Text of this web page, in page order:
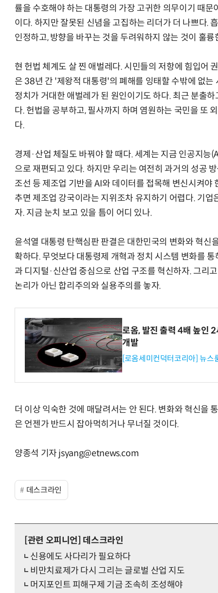
률을 수호해야 하는 대통령의 가장 고귀한 의무이기 때
이다. 하지만 잘못된 신념을 고집하는 리더가 더 나쁘다.
인정하고, 방향을 바꾸는 것을 두려워하지 않는 것이 훌륭
현 헌법 체계도 살 찐 애벌레다. 시민들의 저항에 힘입어
은 38년 간 '제왕적 대통령'의 폐해를 잉태할 수밖에 없
정치가 거대한 애벌레가 된 원인이기도 하다. 최근 분출
다. 헌법을 공부하고, 필사까지 하며 염원하는 국민을 또
다.
경제·산업 체질도 바꿔야 할 때다. 세계는 지금 인공지능
으로 재편되고 있다. 하지만 우리는 여전히 과거의 성공
조선 등 제조업 기반을 AI와 데이터를 접목해 변신시켜야
추면 제조업 강국이라는 지위조차 유지하기 어렵다. 기
자. 지금 눈치 보고 있을 틈이 어디 있나.
윤석열 대통령 탄핵심판 판결은 대한민국의 변화와 혁신
확하다. 무엇보다 대통령제 개혁과 정치 시스템 변화를
과 디지털·신산업 중심으로 산업 구조를 혁신하자. 그리
논리가 아닌 합리주의와 실용주의를 놓자.
로옴, 발진 출력 4배 높인
개발
[로옴세미컨덕터코리아] 뉴스
더 이상 익숙한 것에 매달려서는 안 된다. 변화와 혁신을
은 언젠가 반드시 잡아먹히거나 무너질 것이다.
양종석 기자 jsyang@etnews.com
데스크라인
[관련 오피니언] 데스크라인
신용에도 사다리가 필요하다
비만치료제가 다시 그리는 글로벌 산업 지도
머지포인트 피해구제 기금 조속히 조성해야